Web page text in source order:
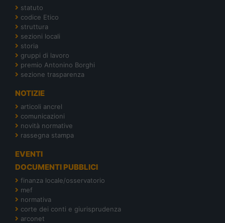
statuto
codice Etico
struttura
sezioni locali
storia
gruppi di lavoro
premio Antonino Borghi
sezione trasparenza
NOTIZIE
articoli ancrel
comunicazioni
novità normative
rassegna stampa
EVENTI
DOCUMENTI PUBBLICI
finanza locale/osservatorio
mef
normativa
corte dei conti e giurisprudenza
arconet